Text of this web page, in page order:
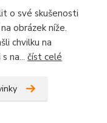
o své skušenosti
obrázek níže.
chvilku na
na... číst celé